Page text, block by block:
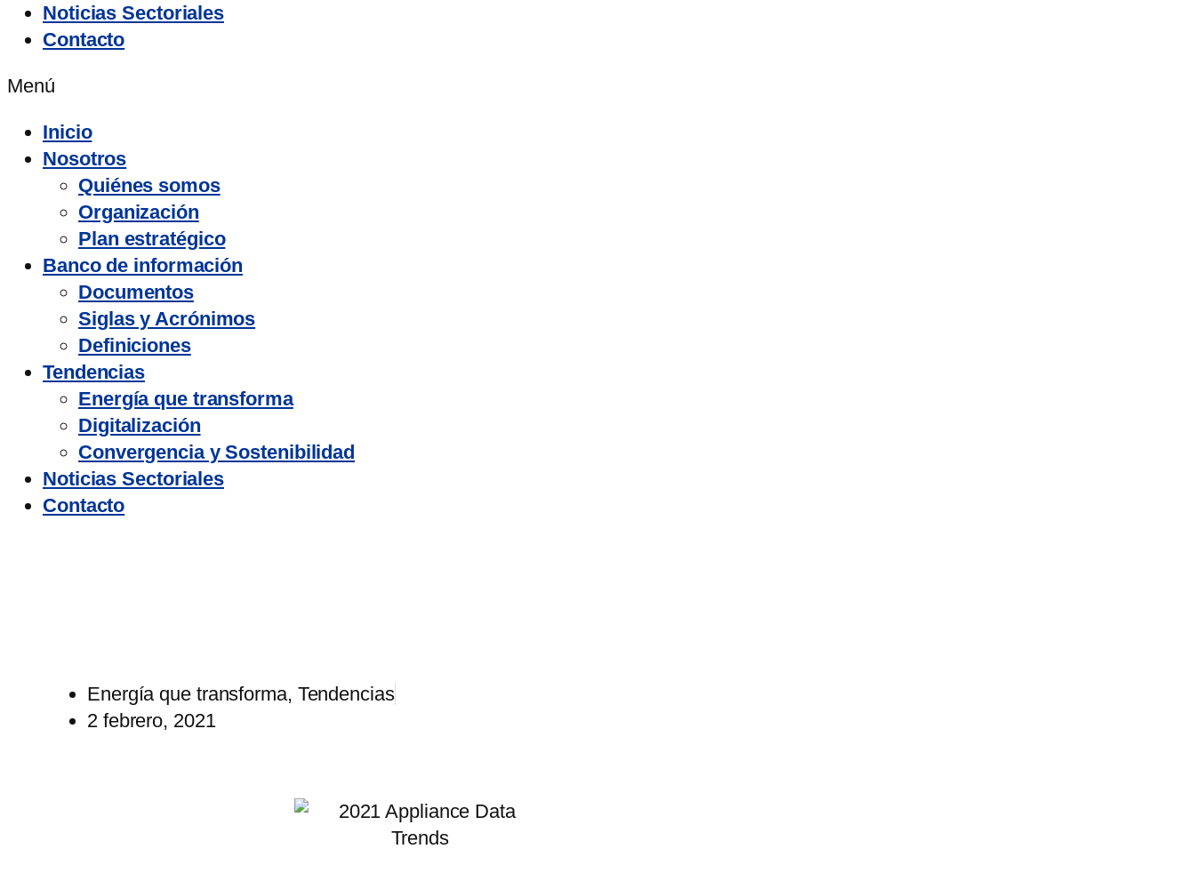
Noticias Sectoriales
Contacto
Menú
Inicio
Nosotros
Quiénes somos
Organización
Plan estratégico
Banco de información
Documentos
Siglas y Acrónimos
Definiciones
Tendencias
Energía que transforma
Digitalización
Convergencia y Sostenibilidad
Noticias Sectoriales
Contacto
Energía que transforma, Tendencias
2 febrero, 2021